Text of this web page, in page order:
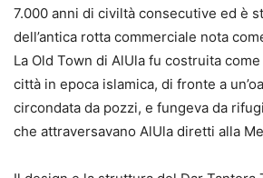
7.000 anni di civiltà consecutive ed è
dell’antica rotta commerciale nota
La Old Town di AlUla fu costruita
città in epoca islamica, di fronte a
circondata da pozzi, e fungeva da
che attraversavano AlUla diretti alla